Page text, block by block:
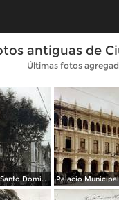
antiguas de
Últimas fotos
La Iglesia de Santo Domingo.